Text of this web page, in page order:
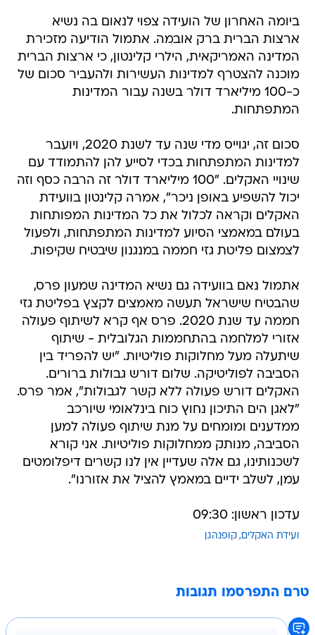
ביומה האחרון של הועידה צפוי לנאום בה נשיא
ארצות הברית ברק אובמה. אתמול הודיעה מזכירת
המדינה האמריקאית, הילרי קלינטון, כי ארצות הברית
מוכנה להצטרף למדינות העשירות ולהעביר סכום של
כ-100 מיליארד דולר בשנה עבור המדינות
המתפתחות.
סכום זה, יגוייס מדי שנה עד לשנת 2020, ויועבר
למדינות המתפתחות בכדי לסייע להן להתמודד עם
שינויי האקלים. "100 מיליארד דולר זה הרבה כסף וזה
יכול להשפיע באופן ניכר", אמרה קלינטון בוועידת
האקלים וקראה לכלול את כל המדינות המפותחות
בעולם במאמצי הסיוע למדינות המתפתחות, ולפעול
לצמצום פליטת גזי חממה במנגנון שיבטיח שקיפות.
אתמול נאם בוועידה גם נשיא המדינה שמעון פרס,
שהבטיח שישראל תעשה מאמצים לקצץ בפליטת גזי
חממה עד שנת 2020. פרס אף קרא לשיתוף פעולה
אזורי למלחמה בהתחממות הגלובלית - שיתוף
שיתעלה מעל מחלוקות פוליטיות. "יש להפריד בין
הסביבה לפוליטיקה. שלום דורש גבולות ברורים.
האקלים דורש פעולה ללא קשר לגבולות", אמר פרס.
"לאגן הים התיכון נחוץ כוח בינלאומי שיורכב
ממדענים ומומחים על מנת שיתוף פעולה למען
הסביבה, מנותק ממחלוקות פוליטיות. אני קורא
לשכנותינו, גם אלה שעדיין אין לנו קשרים דיפלומטים
עמן, לשלב ידיים במאמץ להציל את אזורנו".
עדכון ראשון: 09:30
ועידת האקלים קופנהגן
טרם התפרסמו תגובות